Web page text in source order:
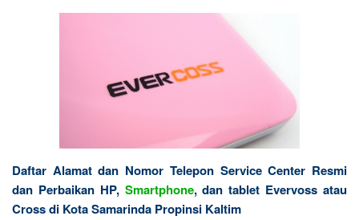
Daftar Alamat dan Nomor Telepon Service Center Resmi
dan Perbaikan HP, Smartphone, dan tablet Evervoss atau
Cross di Kota Samarinda Propinsi Kaltim